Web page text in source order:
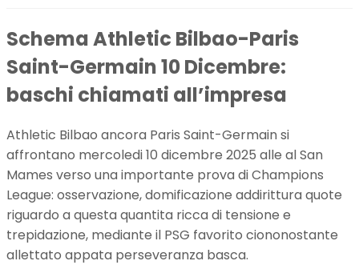
Schema Athletic Bilbao-Paris
Saint-Germain 10 Dicembre:
baschi chiamati all’impresa
Athletic Bilbao ancora Paris Saint-Germain si
affrontano mercoledi 10 dicembre 2025 alle al San
Mames verso una importante prova di Champions
League: osservazione, domificazione addirittura quote
riguardo a questa quantita ricca di tensione e
trepidazione, mediante il PSG favorito ciononostante
allettato appata perseveranza basca.